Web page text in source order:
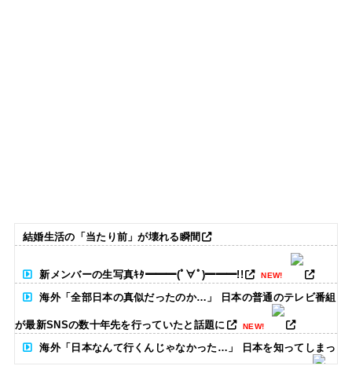
結婚生活の「当たり前」が壊れる瞬間
新メンバーの生写真ｷﾀ━━━(ﾟ∀ﾟ)━━━!! NEW!
海外「全部日本の真似だったのか…」 日本の普通のテレビ番組
が最新SNSの数十年先を行っていたと話題に NEW!
海外「日本なんて行くんじゃなかった…」 日本を知ってしまっ